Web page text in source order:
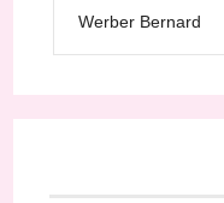
Werber Bernard